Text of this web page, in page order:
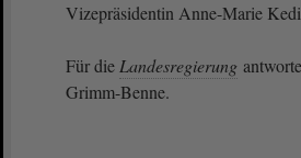
Vizepräsidentin Anne-Marie
Für die Landesregierung
Grimm-Benne.